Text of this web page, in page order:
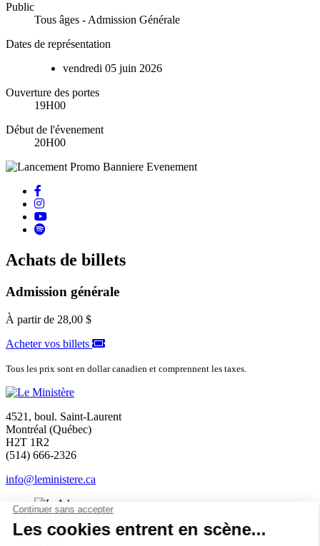
Public
Tous âges - Admission Générale
Dates de représentation
vendredi 05 juin 2026
Ouverture des portes
19H00
Début de l'évenement
20H00
Achats de billets
Admission générale
À partir de 28,00 $
Acheter vos billets
Tous les prix sont en dollar canadien et comprennent les taxes.
4521, boul. Saint-Laurent
Montréal (Québec)
H2T 1R2
(514) 666-2326
info@leministere.ca